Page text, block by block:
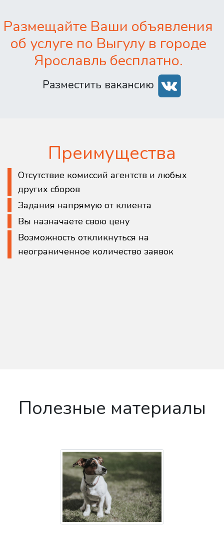
Размещайте Ваши объявления
об услуге по Выгулу в городе
Ярославль бесплатно.
Разместить вакансию
Преимущества
Отсутствие комиссий агентств и любых
других сборов
Задания напрямую от клиента
Вы назначаете свою цену
Возможность откликнуться на
неограниченное количество заявок
Полезные материалы